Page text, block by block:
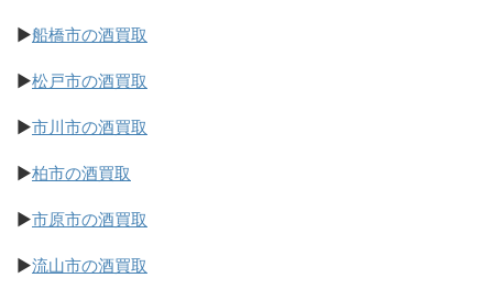
▶船橋市の酒買取
▶松戸市の酒買取
▶市川市の酒買取
▶柏市の酒買取
▶市原市の酒買取
▶流山市の酒買取